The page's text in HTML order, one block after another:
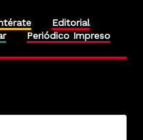
Editorial
Periódico Impreso